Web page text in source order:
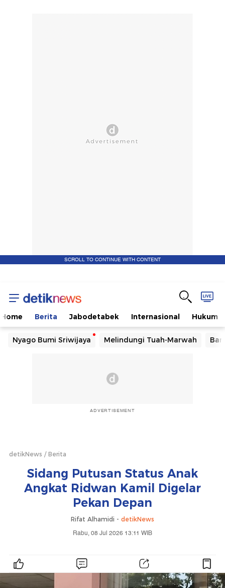
SCROLL TO CONTINUE WITH CONTENT
Home Berita Jabodetabek Internasional Hukum
Nyago Bumi Sriwijaya Melindungi Tuah-Marwah
ADVERTISEMENT
detikNews Berita
Sidang Putusan Status Anak
Angkat Ridwan Kamil Digelar
Pekan Depan
Rifat Alhamidi - detikNews
Rabu, 08 Jul 2026 13:11 WIB